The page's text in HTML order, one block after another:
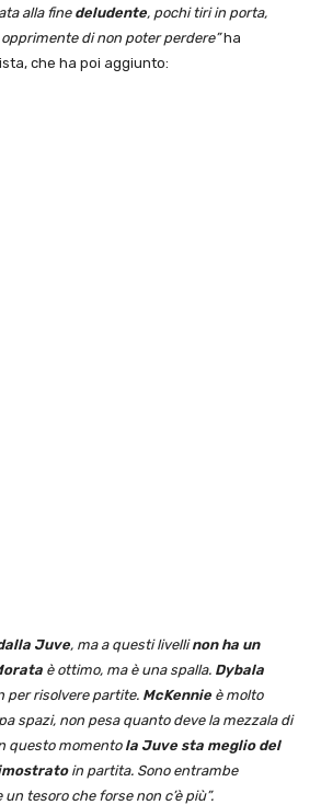
alla fine deludente, pochi tiri in porta,
di non poter perdere”ha
che ha poi aggiunto:
Juve, ma a questi livellinon ha un
è ottimo, ma è una spalla. Dybala
per risolvere partite. McKennie è molto
spazi, non pesa quanto deve la mezzala di
questo momento la Juve sta meglio del
in partita. Sono entrambe
tesoro che forse non c’è più”.